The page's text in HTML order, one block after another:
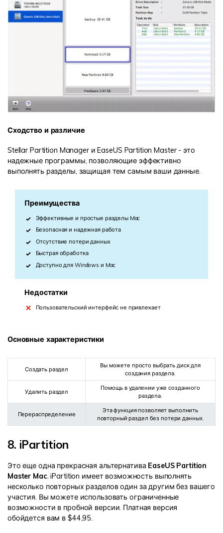
Сходство и различие
Stellar Partition Manager и EaseUS Partition Master - это
надежные программы, позволяющие эффективно
выполнять разделы, защищая тем самым ваши данные.
Преимущества
Эффективные и простые разделы Mac
Безопасная и надежная работа
Отсутствие потери данных
Быстрая обработка
Доступно для Windows и Mac
Недостатки
Пользовательский интерфейс не привлекает
Основные характеристики
Создать раздел
Вы можете просто выбрать диск для
создания раздела.
Удалить раздел
Помощь в удалении уже созданного
раздела.
Перераспределение
Эта функция позволяет выполнить
повторный раздел без потери данных.
8. iPartition
Это еще одна прекрасная альтернатива EaseUS Partition
Master Mac. iPartition имеет возможность выполнять
несколько повторных разделов один за другим без вашего
участия. Вы можете использовать ограниченные
возможности в пробной версии. Платная версия
обойдется вам в $44,95.